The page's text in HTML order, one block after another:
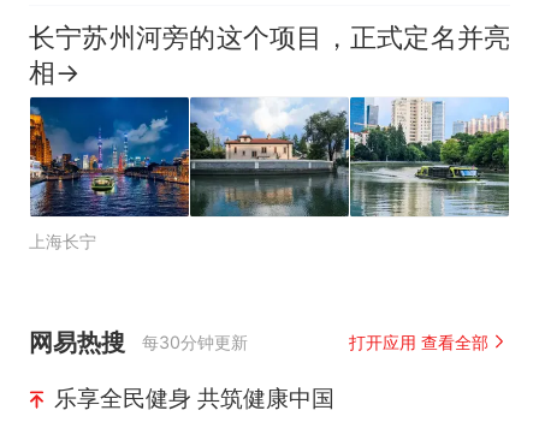
长宁苏州河旁的这个项目，正式定名并亮
相→
上海长宁
网易热搜 每30分钟更新 打开应用 查看全部
乐享全民健身 共筑健康中国